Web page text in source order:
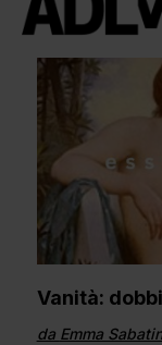
Vanità:
da Emma